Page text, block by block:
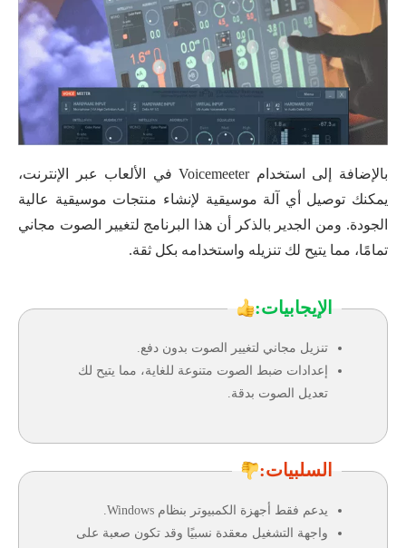
بالإضافة إلى استخدام Voicemeeter في الألعاب عبر الإنترنت،
يمكنك توصيل أي آلة موسيقية لإنشاء منتجات موسيقية عالية
الجودة. ومن الجدير بالذكر أن هذا البرنامج لتغيير الصوت مجاني
تمامًا، مما يتيح لك تنزيله واستخدامه بكل ثقة.
الإيجابيات:
تنزيل مجاني لتغيير الصوت بدون دفع.
إعدادات ضبط الصوت متنوعة للغاية، مما يتيح لك
تعديل الصوت بدقة.
السلبيات:
يدعم فقط أجهزة الكمبيوتر بنظام Windows.
واجهة التشغيل معقدة نسبيًا وقد تكون صعبة على